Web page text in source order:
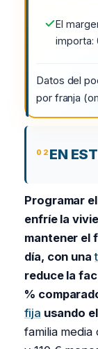
El
importa:
Datos del
por franja
EN
Programar el
enfríe la
mantener el
día, con una
reduce la
%
fija usando
familia